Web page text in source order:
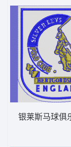
银莱斯马球俱